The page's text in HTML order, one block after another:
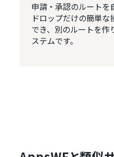
申請・承認のルート
ドロップだけの簡単
でき、別のルートを
ステムです。